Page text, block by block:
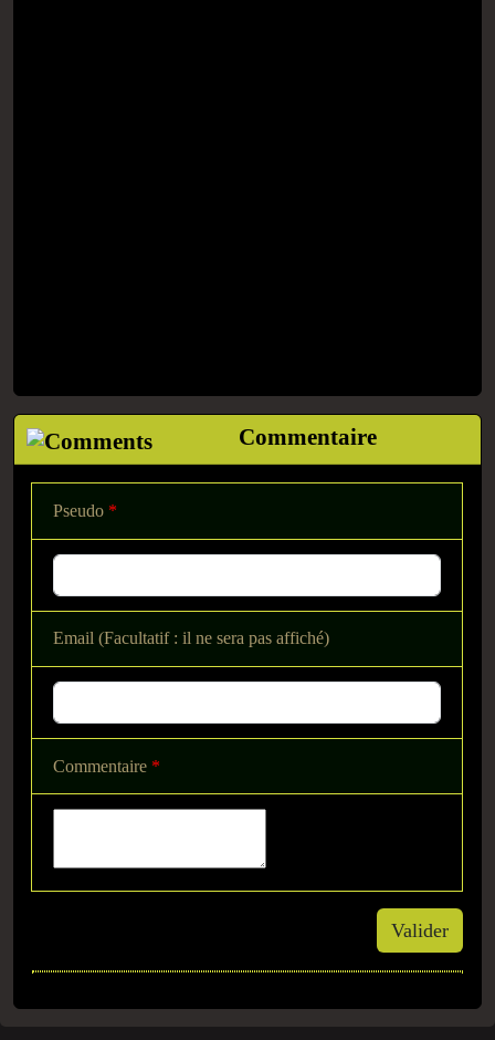
Commentaire
Pseudo *
Email (Facultatif : il ne sera pas affiché)
Commentaire *
Valider